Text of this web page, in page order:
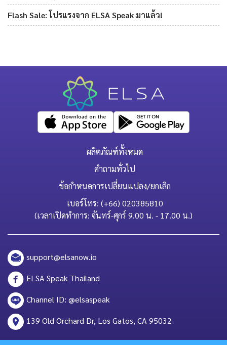
Flash Sale: โปรแรงจาก ELSA Speak มาแล้ว!
ผลิตภัณฑ์ทั้งหมด
คำถามทั่วไป
ข้อกำหนดการเปลี่ยนแปลง/ยกเลิก
เบอร์โทร: (+66) 020385810
(เวลาเปิดทำการ: จันทร์-ศุกร์ 9.00 น. - 17.00 น.)
support@elsanow.io
ELSA Speak Thailand
Channel ID: @elsaspeak
139 Old Orchard Dr, Los Gatos, CA 95032